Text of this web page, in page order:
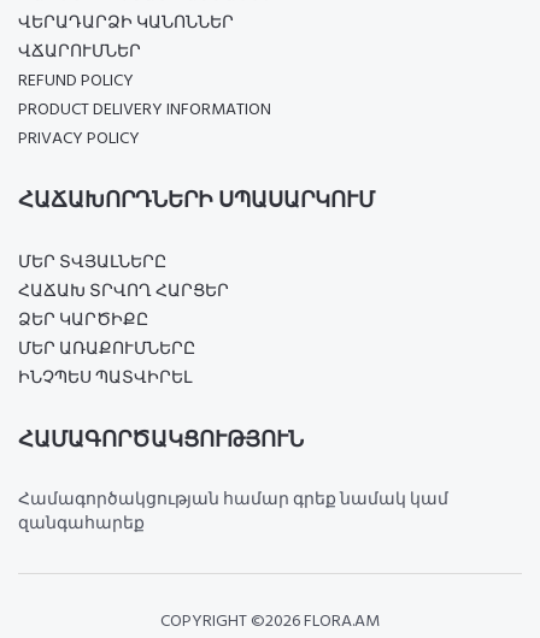
ՎԵՐԱԴԱՐՁԻ ԿԱՆՈՆՆԵՐ
ՎՃԱՐՈՒՄՆԵՐ
REFUND POLICY
PRODUCT DELIVERY INFORMATION
PRIVACY POLICY
ՀԱՃԱԽՈՐԴՆԵՐԻ ՍՊԱՍԱՐԿՈՒՄ
ՄԵՐ ՏՎՅԱԼՆԵՐԸ
ՀԱՃԱԽ ՏՐՎՈՂ ՀԱՐՑԵՐ
ՁԵՐ ԿԱՐԾԻՔԸ
ՄԵՐ ԱՌԱՔՈՒՄՆԵՐԸ
ԻՆՉՊԵՍ ՊԱՏՎԻՐԵԼ
ՀԱՄԱԳՈՐԾԱԿՑՈՒԹՅՈՒՆ
Համագործակցության համար գրեք նամակ կամ
զանգահարեք
COPYRIGHT ©2026 FLORA.AM